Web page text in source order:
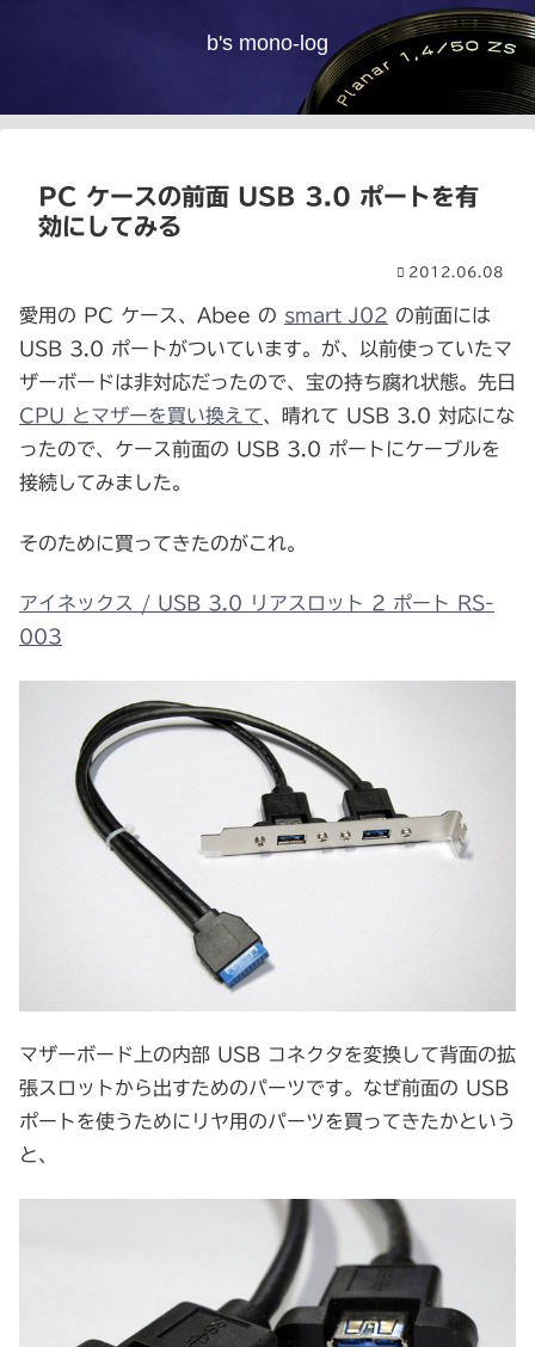
b's mono-log
PC ケースの前面 USB 3.0 ポートを有
効にしてみる
2012.06.08
愛用の PC ケース、Abee の smart J02 の前面には
USB 3.0 ポートがついています。が、以前使っていたマ
ザーボードは非対応だったので、宝の持ち腐れ状態。先日
CPU とマザーを買い換えて、晴れて USB 3.0 対応にな
ったので、ケース前面の USB 3.0 ポートにケーブルを
接続してみました。
そのために買ってきたのがこれ。
アイネックス / USB 3.0 リアスロット 2 ポート RS-
003
マザーボード上の内部 USB コネクタを変換して背面の拡
張スロットから出すためのパーツです。なぜ前面の USB
ポートを使うためにリヤ用のパーツを買ってきたかという
と、